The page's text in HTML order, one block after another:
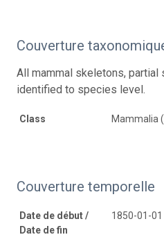
Couverture
All mammal skeletons,
identified to species level.
Class Mammalia
Couverture temporelle
Date de début /
Date de fin
1850-01-